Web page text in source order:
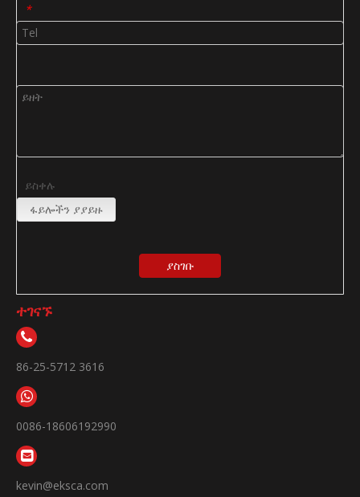
*
ይስቀሉ
ፋይሎችን ያያይዙ
ያስገቡ
ተገናኙ
86-25-5712 3616
0086-18606192990
kevin@eksca.com